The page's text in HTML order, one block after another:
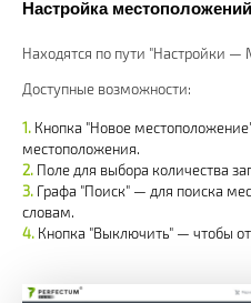
Настройка
Находятся по пути "Настройки —
Доступные возможности:
Кнопка "Новое
местоположения.
Поле для выбора количества
Графа "Поиск" — для поиска
словам.
Кнопка "Выключить" — чтобы